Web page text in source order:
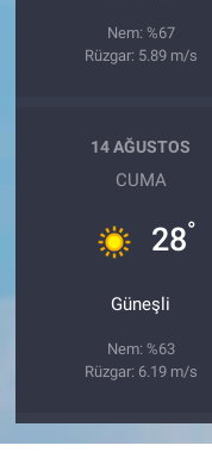
Nem: %67
Rüzgar: 5.89 m/s
14 AĞUSTOS
CUMA
28°
Güneşli
Nem: %63
Rüzgar: 6.19 m/s